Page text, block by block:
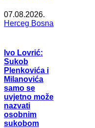
07.08.2026.
Herceg Bosna
Ivo Lovrić:
Sukob
Plenkovića i
Milanovića
samo se
uvjetno može
nazvati
osobnim
sukobom